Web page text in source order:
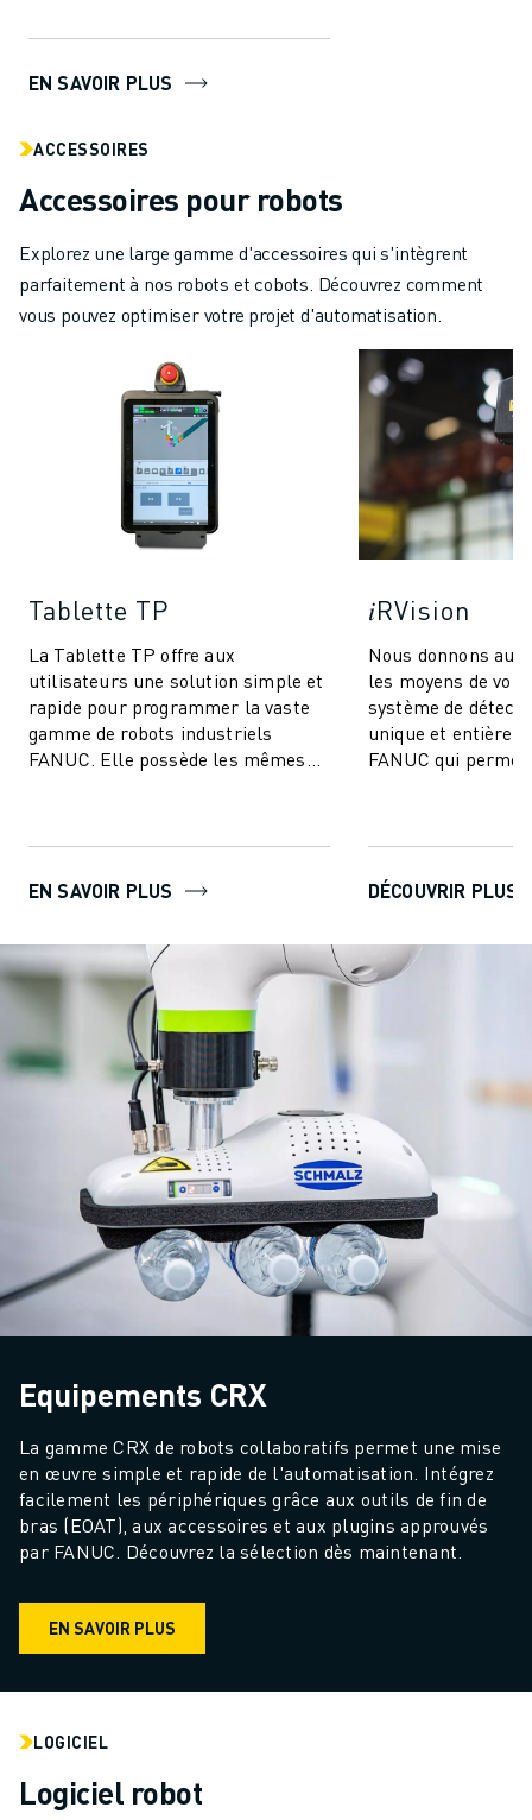
EN SAVOIR PLUS
ACCESSOIRES
Accessoires pour robots
Explorez une large gamme d'accessoires qui s'intègrent
parfaitement à nos robots et cobots. Découvrez comment
vous pouvez optimiser votre projet d'automatisation.
Tablette TP
La Tablette TP offre aux
utilisateurs une solution simple et
rapide pour programmer la vaste
gamme de robots industriels
FANUC. Elle possède les mêmes
EN SAVOIR PLUS
𝑖RVision
Nous donnons aux
les moyens de voir
système de
unique et
FANUC qui
DÉCOUVRIR PLUS
Equipements CRX
La gamme CRX de robots collaboratifs permet une mise
en œuvre simple et rapide de l'automatisation. Intégrez
facilement les périphériques grâce aux outils de fin de
bras (EOAT), aux accessoires et aux plugins approuvés
par FANUC. Découvrez la sélection dès maintenant.
EN SAVOIR PLUS
LOGICIEL
Logiciel robot